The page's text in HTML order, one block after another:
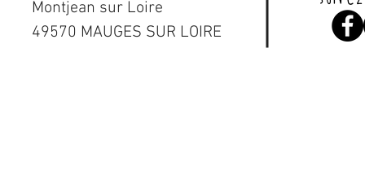
Montjean sur Loire
49570 MAUGES SUR LOIRE